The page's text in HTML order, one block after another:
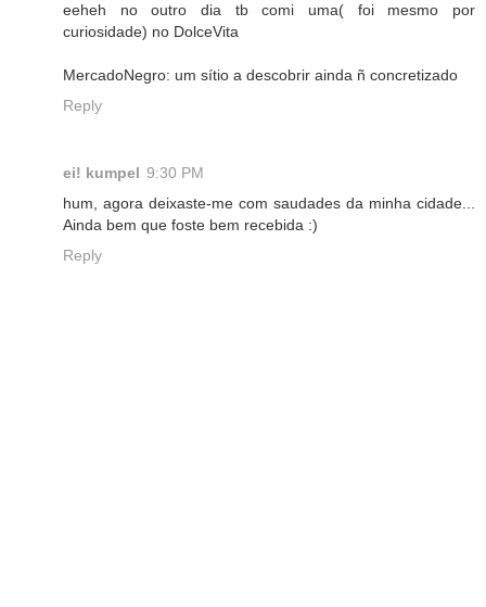
eeheh no outro dia tb comi uma( foi mesmo por
curiosidade) no DolceVita
MercadoNegro: um sítio a descobrir ainda ñ concretizado
Reply
ei! kumpel 9:30 PM
hum, agora deixaste-me com saudades da minha cidade...
Ainda bem que foste bem recebida :)
Reply